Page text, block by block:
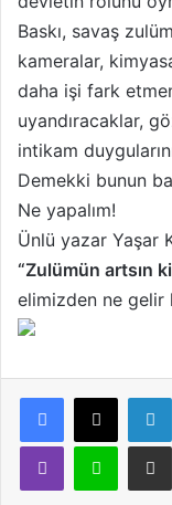
Baskı, savaş
kameralar,
daha işi fark
uyandıracaklar,
intikam
Demekki bunun
Ne yapalım!
Ünlü yazar Yaşar
“Zulümün artsın
elimizden ne gelir